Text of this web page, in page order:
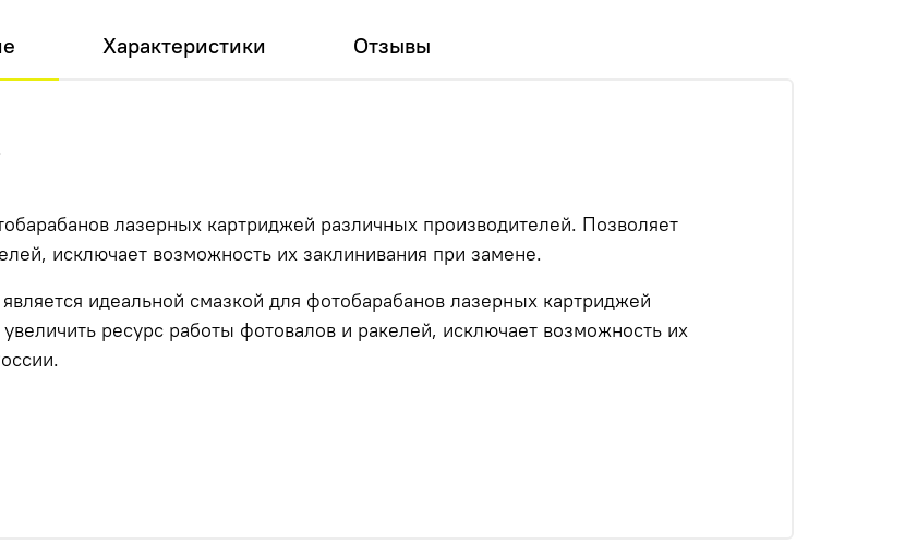
Характеристики Отзывы
лазерных картриджей различных производителей. Позволяет
исключает возможность их заклинивания при замене.
идеальной смазкой для фотобарабанов лазерных картриджей
ресурс работы фотовалов и ракелей, исключает возможность их